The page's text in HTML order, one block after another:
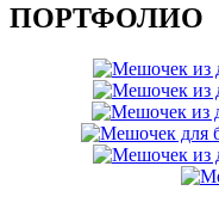
ПОРТФОЛИО